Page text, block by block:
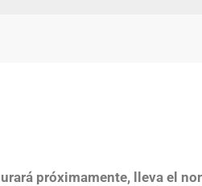
próximamente, lleva el